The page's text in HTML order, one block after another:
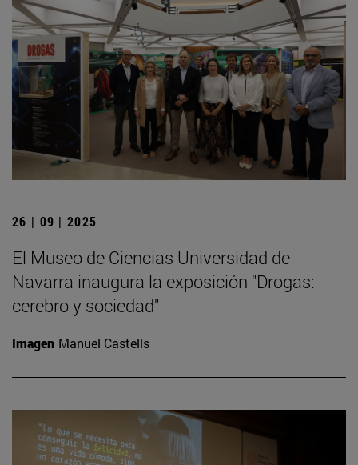
26 | 09 | 2025
El Museo de Ciencias Universidad de
Navarra inaugura la exposición "Drogas:
cerebro y sociedad"
Imagen Manuel Castells